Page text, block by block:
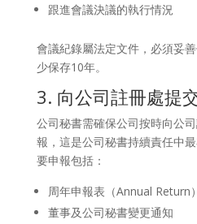
跟進會議決議的執行情況
會議紀錄屬法定文件，必須妥
少保存10年。
3. 向公司註冊處提
公司秘書需確保公司按時向公
報，這是公司秘書持續責任中
要申報包括：
周年申報表（Annual Return）
董事及公司秘書變更通知